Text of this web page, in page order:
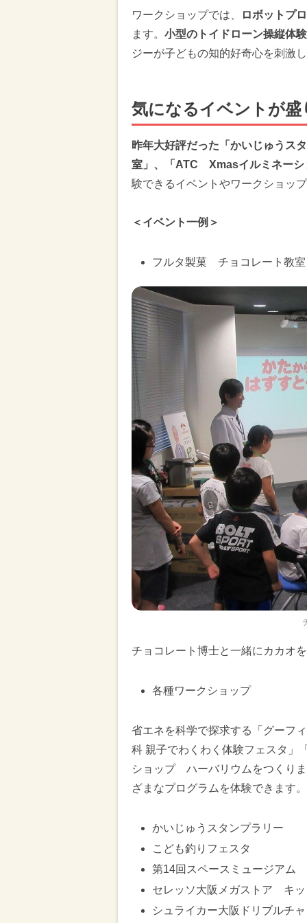
ワークショップでは、
ロボットプ
ます。 小型のトイドローン操縦体験
ジーが子どもの知的好奇心を刺激
気になるイベントが
昨年大好評だった「かいじゅうス
室」、「ATC Xmasイルミネーシ
験できるイベントやワークショッ
＜イベント一例＞
フルタ製菓 チョコレート教室
チョコレート博士と一緒にカカオ
各種ワークショップ
省エネを科学で探求する「グーフ
科 親子でわくわく体験フェスタ」
ショップ ハーバリウムをつくり
ざまなプログラムを体験できます。
かいじゅうスタンプラリー
こども釣りフェスタ
第14回スペースミュージアム
セレッソ大阪メガストア キッ
シュライカー大阪ドリブルチ